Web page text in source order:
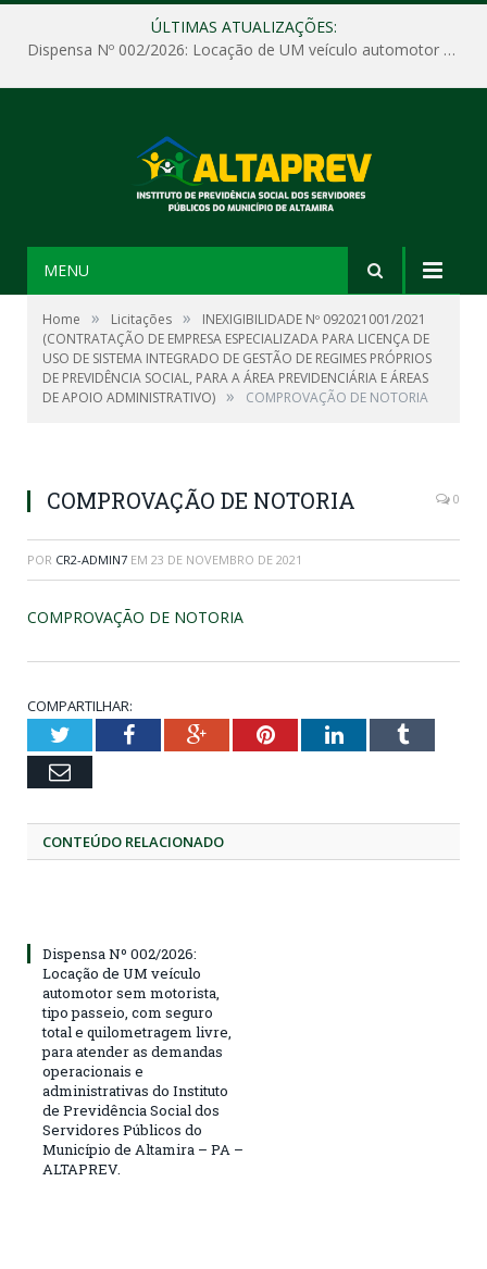
ÚLTIMAS ATUALIZAÇÕES:
Dispensa Nº 002/2026: Locação de UM veículo automotor sem motorista, tipo passeio, com seguro total e quilometragem livre, para atender as demandas operacionais e administrativas do Instituto de Previdência Social dos Servidores Públicos do Município de Altamira – PA – ALTAPREV.
MENU
Home » Licitações »
INEXIGIBILIDADE Nº 092021001/2021
(CONTRATAÇÃO DE EMPRESA ESPECIALIZADA PARA LICENÇA DE
USO DE SISTEMA INTEGRADO DE GESTÃO DE REGIMES PRÓPRIOS
DE PREVIDÊNCIA SOCIAL, PARA A ÁREA PREVIDENCIÁRIA E ÁREAS
DE APOIO ADMINISTRATIVO) » COMPROVAÇÃO DE NOTORIA
COMPROVAÇÃO DE NOTORIA 0
POR CR2-ADMIN7 EM 23 DE NOVEMBRO DE 2021
COMPROVAÇÃO DE NOTORIA
COMPARTILHAR:
TwitterFacebookGoogle+PinterestLinkedInTumblr
Email
CONTEÚDO RELACIONADO
Dispensa Nº 002/2026:
Locação de UM veículo
automotor sem motorista,
tipo passeio, com seguro
total e quilometragem livre,
para atender as demandas
operacionais e
administrativas do Instituto
de Previdência Social dos
Servidores Públicos do
Município de Altamira – PA –
ALTAPREV.